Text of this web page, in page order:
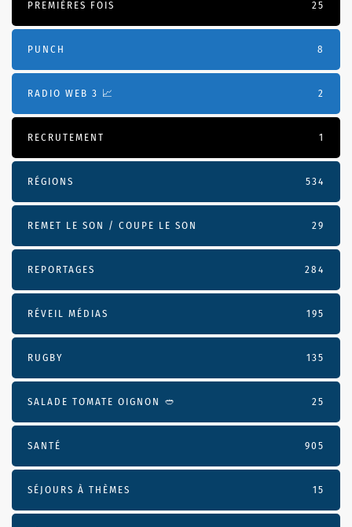
PREMIÈRES FOIS 25
PUNCH 8
RADIO WEB 3 📈 2
RECRUTEMENT 1
RÉGIONS 534
REMET LE SON / COUPE LE SON 29
REPORTAGES 284
RÉVEIL MÉDIAS 195
RUGBY 135
SALADE TOMATE OIGNON 🥙 25
SANTÉ 905
SÉJOURS À THÈMES 15